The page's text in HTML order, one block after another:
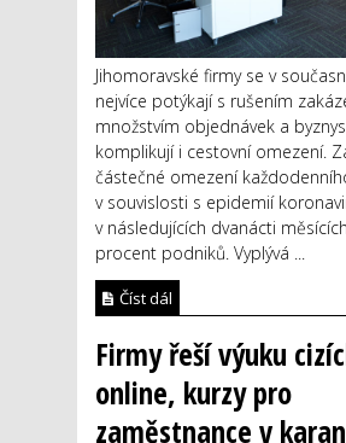
Jihomoravské firmy se v
nejvíce potýkají s rušením
množstvím objednávek a
komplikují i cestovní omezení.
částečné omezení
v souvislosti s epidemií
v následujících dvanácti
procent podniků. Vyplývá ...
Číst dál
Firmy řeší výuku
online, kurzy pro
zaměstnance v